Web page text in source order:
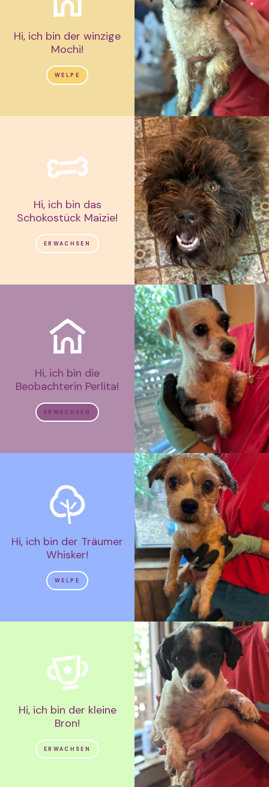
Hi, ich bin der winzige
Mochi!
WELPE
Hi, ich bin das
Schokostück Maizie!
ERWACHSEN
Hi, ich bin die
Beobachterin Perlita!
ERWACHSEN
Hi, ich bin der Träumer
Whisker!
WELPE
Hi, ich bin der kleine
Bron!
ERWACHSEN